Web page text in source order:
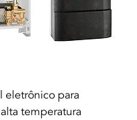
eletrônico para
temperatura